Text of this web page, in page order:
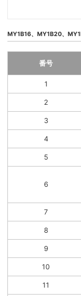
MY1B16、MY1B20、
番号
1
2
3
4
5
6
7
8
9
10
11